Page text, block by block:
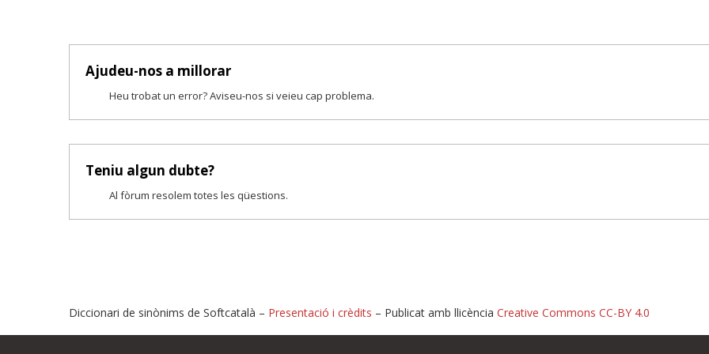
Ajudeu-nos a millorar
Heu trobat un error? Aviseu-nos si veieu cap problema.
Teniu algun dubte?
Al fòrum resolem totes les qüestions.
Diccionari de sinònims de Softcatalà – Presentació i crèdits – Publicat amb llicència Creative Commons CC-BY 4.0